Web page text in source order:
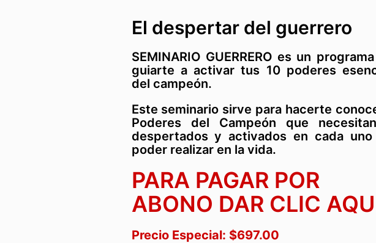
El despertar del guerrero
SEMINARIO GUERRERO es un
guiarte a activar tus 10 poderes
del campeón.
Este seminario sirve para hacerte
Poderes del Campeón que
despertados y activados en cada uno
poder realizar en la vida.
PARA PAGAR POR
ABONO DAR CLIC
Precio Especial: $697.00